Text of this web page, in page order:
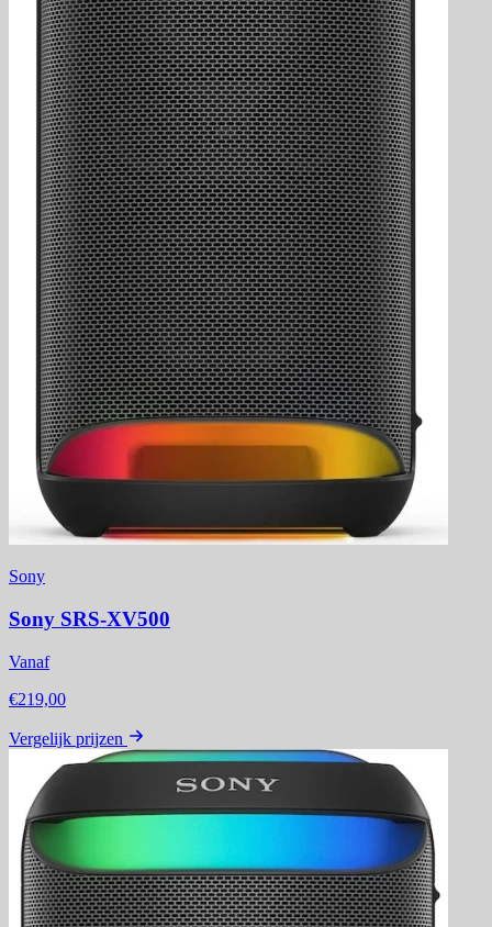
Sony
Sony SRS-XV500
Vanaf
€219,00
Vergelijk prijzen